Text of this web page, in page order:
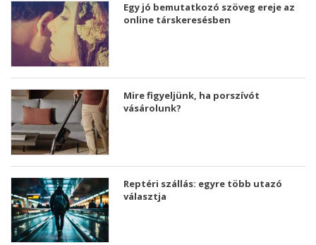
Egy jó bemutatkozó szöveg ereje az
online társkeresésben
Mire figyeljünk, ha porszívót
vásárolunk?
Reptéri szállás: egyre több utazó
választja